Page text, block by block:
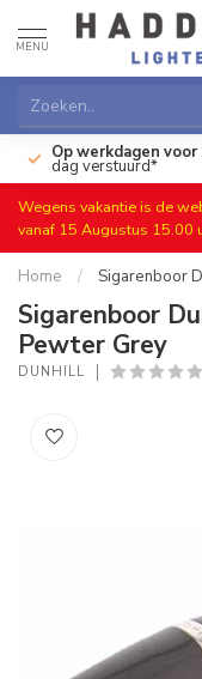
MENU
Op werkdagen
dag verstuurd*
Wegens vakantie is de
vanaf 15 Augustus 15.00
Home / Sigarenboor
Sigarenboor
Pewter Grey
DUNHILL